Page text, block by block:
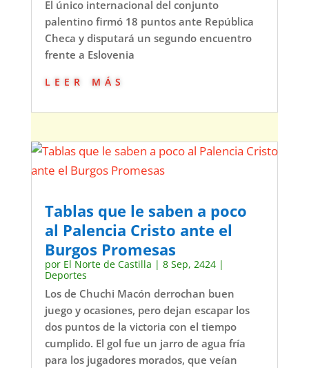
El único internacional del conjunto
palentino firmó 18 puntos ante República
Checa y disputará un segundo encuentro
frente a Eslovenia
leer más
Tablas que le saben a poco
al Palencia Cristo ante el
Burgos Promesas
por El Norte de Castilla | 8 Sep, 2424|
Deportes
Los de Chuchi Macón derrochan buen
juego y ocasiones, pero dejan escapar los
dos puntos de la victoria con el tiempo
cumplido. El gol fue un jarro de agua fría
para los jugadores morados, que veían